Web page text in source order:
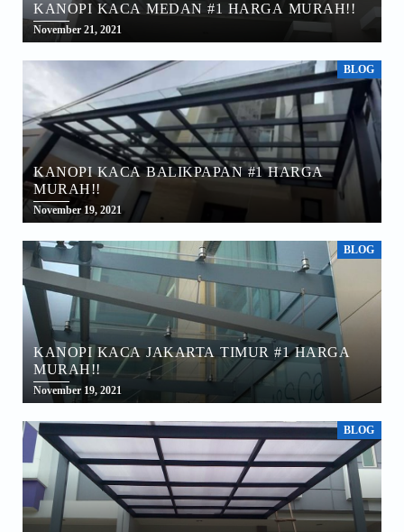
KANOPI KACA MEDAN #1 HARGA MURAH!!
November 21, 2021
BLOG
KANOPI KACA BALIKPAPAN #1 HARGA
MURAH!!
November 19, 2021
BLOG
KANOPI KACA JAKARTA TIMUR #1 HARGA
MURAH!!
November 19, 2021
BLOG